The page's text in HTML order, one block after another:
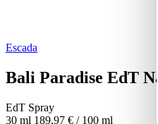
Escada
Bali Paradise EdT
EdT Spray
30 ml 189,97 € / 100 ml